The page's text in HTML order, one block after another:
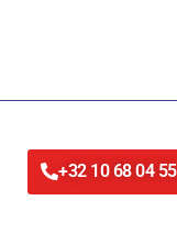
+32 10 68 04 55